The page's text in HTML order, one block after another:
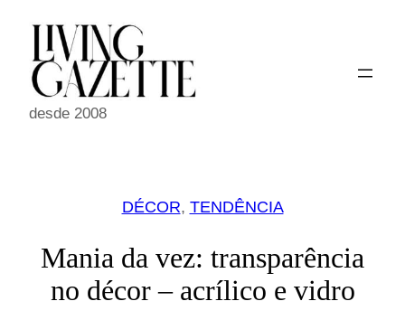
conteúdo
desde 2008
DÉCOR, TENDÊNCIA
Mania da vez: transparência
no décor – acrílico e vidro